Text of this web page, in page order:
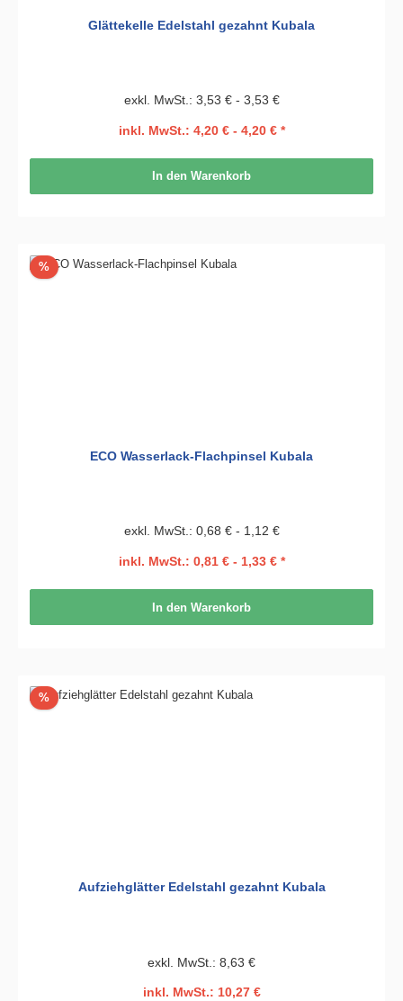
Glättekelle Edelstahl gezahnt Kubala
exkl. MwSt.: 3,53 € - 3,53 €
inkl. MwSt.: 4,20 € - 4,20 € *
In den Warenkorb
%Rabatt
ECO Wasserlack-Flachpinsel Kubala
exkl. MwSt.: 0,68 € - 1,12 €
inkl. MwSt.: 0,81 € - 1,33 € *
In den Warenkorb
%Rabatt
Aufziehglätter Edelstahl gezahnt Kubala
exkl. MwSt.: 8,63 €
inkl. MwSt.: 10,27 €